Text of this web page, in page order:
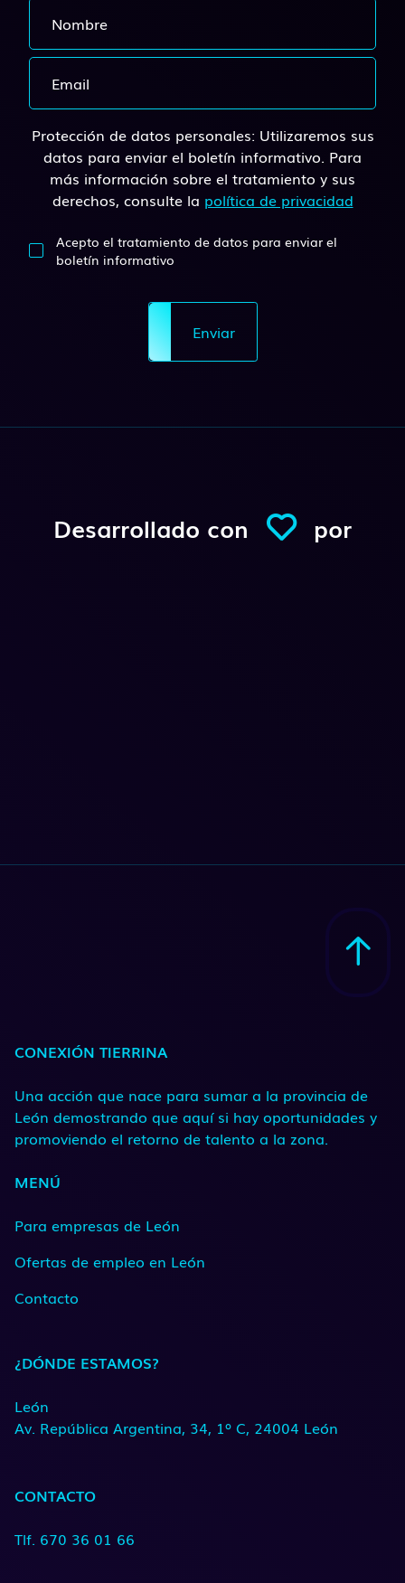
Protección de datos personales: Utilizaremos sus
datos para enviar el boletín informativo. Para
más información sobre el tratamiento y sus
derechos, consulte la política de privacidad
Acepto el tratamiento de datos para enviar el
boletín informativo
Enviar
Desarrollado con por
CONEXIÓN TIERRINA
Una acción que nace para sumar a la provincia de
León demostrando que aquí si hay oportunidades y
promoviendo el retorno de talento a la zona.
MENÚ
Para empresas de León
Ofertas de empleo en León
Contacto
¿DÓNDE ESTAMOS?
León
Av. República Argentina, 34, 1º C, 24004 León
CONTACTO
Tlf. 670 36 01 66